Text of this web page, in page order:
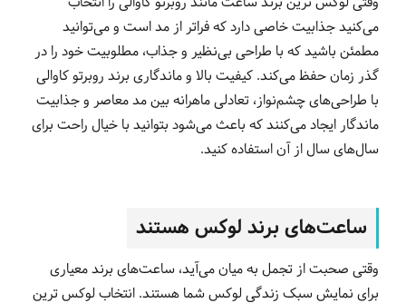
می‌کنید جذابیت خاصی دارد که فراتر از مد است و می‌توانید
مطمئن باشید که با طراحی بی‌نظیر و جذاب، مطلوبیت خود را در
گذر زمان حفظ می‌کند. کیفیت بالا و ماندگاری برند روبرتو کاوالی
با طراحی‌های چشم‌نواز، تعادلی ماهرانه بین مد معاصر و جذابیت
ماندگار ایجاد می‌کنند که باعث می‌شود بتوانید با خیال راحت برای
سال‌های سال از آن استفاده کنید.
ساعت‌های برند لوکس هستند
وقتی صحبت از تجمل به میان می‌آید، ساعت‌های برند معیاری
برای نمایش سبک زندگی لوکس شما هستند. انتخاب لوکس ترین